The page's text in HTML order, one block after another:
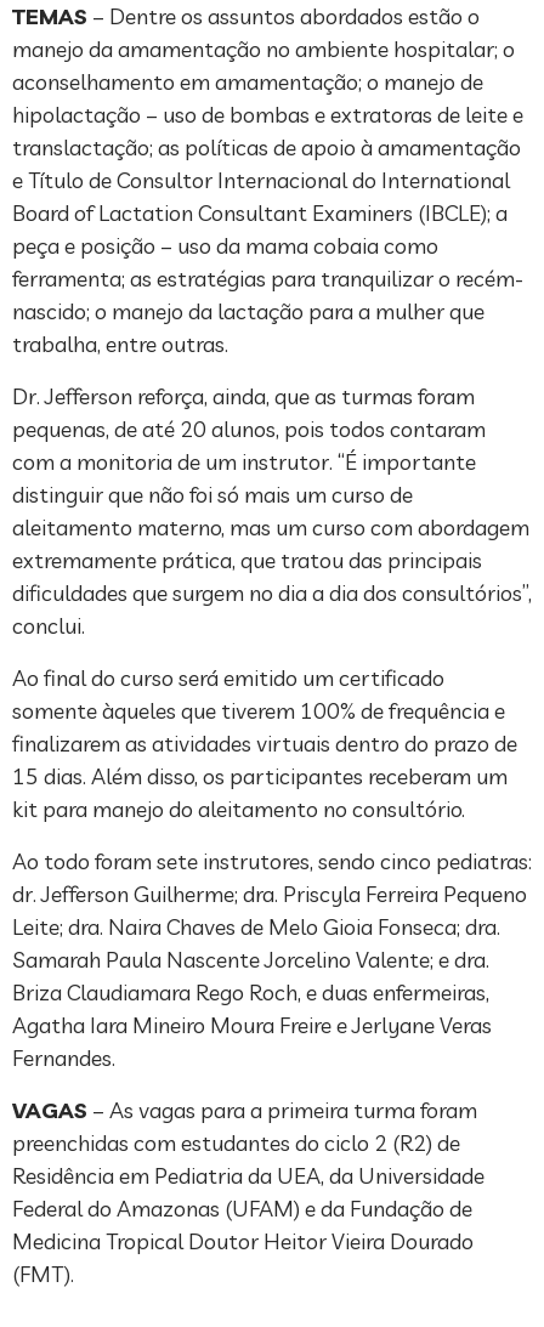
TEMAS – Dentre os assuntos abordados estão o
manejo da amamentação no ambiente hospitalar; o
aconselhamento em amamentação; o manejo de
hipolactação – uso de bombas e extratoras de leite e
translactação; as políticas de apoio à amamentação
e Título de Consultor Internacional do International
Board of Lactation Consultant Examiners (IBCLE); a
peça e posição – uso da mama cobaia como
ferramenta; as estratégias para tranquilizar o recém-
nascido; o manejo da lactação para a mulher que
trabalha, entre outras.
Dr. Jefferson reforça, ainda, que as turmas foram
pequenas, de até 20 alunos, pois todos contaram
com a monitoria de um instrutor. “É importante
distinguir que não foi só mais um curso de
aleitamento materno, mas um curso com abordagem
extremamente prática, que tratou das principais
dificuldades que surgem no dia a dia dos consultórios”,
conclui.
Ao final do curso será emitido um certificado
somente àqueles que tiverem 100% de frequência e
finalizarem as atividades virtuais dentro do prazo de
15 dias. Além disso, os participantes receberam um
kit para manejo do aleitamento no consultório.
Ao todo foram sete instrutores, sendo cinco pediatras:
dr. Jefferson Guilherme; dra. Priscyla Ferreira Pequeno
Leite; dra. Naira Chaves de Melo Gioia Fonseca; dra.
Samarah Paula Nascente Jorcelino Valente; e dra.
Briza Claudiamara Rego Roch, e duas enfermeiras,
Agatha Iara Mineiro Moura Freire e Jerlyane Veras
Fernandes.
VAGAS – As vagas para a primeira turma foram
preenchidas com estudantes do ciclo 2 (R2) de
Residência em Pediatria da UEA, da Universidade
Federal do Amazonas (UFAM) e da Fundação de
Medicina Tropical Doutor Heitor Vieira Dourado
(FMT).